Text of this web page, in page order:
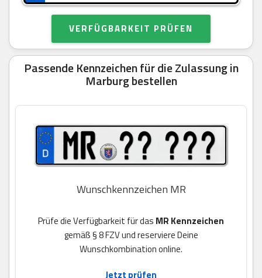
VERFÜGBARKEIT PRÜFEN
Passende Kennzeichen für die Zulassung in
Marburg bestellen
Wunschkennzeichen MR
Prüfe die Verfügbarkeit für das MR Kennzeichen
gemäß § 8 FZV und reserviere Deine
Wunschkombination online.
Jetzt prüfen